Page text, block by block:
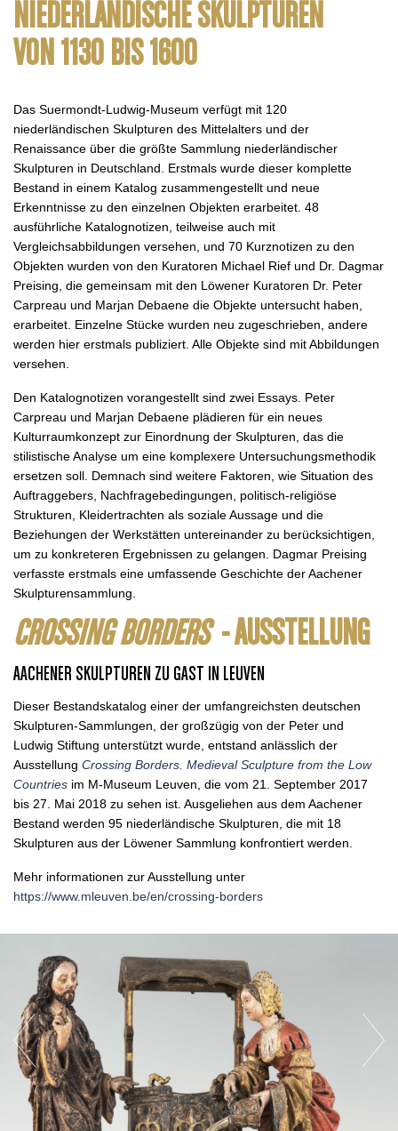
NIEDERLÄNDISCHE SKULPTUREN
VON 1130 BIS 1600
Das Suermondt-Ludwig-Museum verfügt mit 120
niederländischen Skulpturen des Mittelalters und der
Renaissance über die größte Sammlung niederländischer
Skulpturen in Deutschland. Erstmals wurde dieser komplette
Bestand in einem Katalog zusammengestellt und neue
Erkenntnisse zu den einzelnen Objekten erarbeitet. 48
ausführliche Katalognotizen, teilweise auch mit
Vergleichsabbildungen versehen, und 70 Kurznotizen zu den
Objekten wurden von den Kuratoren Michael Rief und Dr. Dagmar
Preising, die gemeinsam mit den Löwener Kuratoren Dr. Peter
Carpreau und Marjan Debaene die Objekte untersucht haben,
erarbeitet. Einzelne Stücke wurden neu zugeschrieben, andere
werden hier erstmals publiziert. Alle Objekte sind mit Abbildungen
versehen.
Den Katalognotizen vorangestellt sind zwei Essays. Peter
Carpreau und Marjan Debaene plädieren für ein neues
Kulturraumkonzept zur Einordnung der Skulpturen, das die
stilistische Analyse um eine komplexere Untersuchungsmethodik
ersetzen soll. Demnach sind weitere Faktoren, wie Situation des
Auftraggebers, Nachfragebedingungen, politisch-religiöse
Strukturen, Kleidertrachten als soziale Aussage und die
Beziehungen der Werkstätten untereinander zu berücksichtigen,
um zu konkreteren Ergebnissen zu gelangen. Dagmar Preising
verfasste erstmals eine umfassende Geschichte der Aachener
Skulpturensammlung.
CROSSING BORDERS - AUSSTELLUNG
AACHENER SKULPTUREN ZU GAST IN LEUVEN
Dieser Bestandskatalog einer der umfangreichsten deutschen
Skulpturen-Sammlungen, der großzügig von der Peter und
Ludwig Stiftung unterstützt wurde, entstand anlässlich der
Ausstellung Crossing Borders. Medieval Sculpture from the Low
Countries im M-Museum Leuven, die vom 21. September 2017
bis 27. Mai 2018 zu sehen ist. Ausgeliehen aus dem Aachener
Bestand werden 95 niederländische Skulpturen, die mit 18
Skulpturen aus der Löwener Sammlung konfrontiert werden.
Mehr informationen zur Ausstellung unter
https://www.mleuven.be/en/crossing-borders